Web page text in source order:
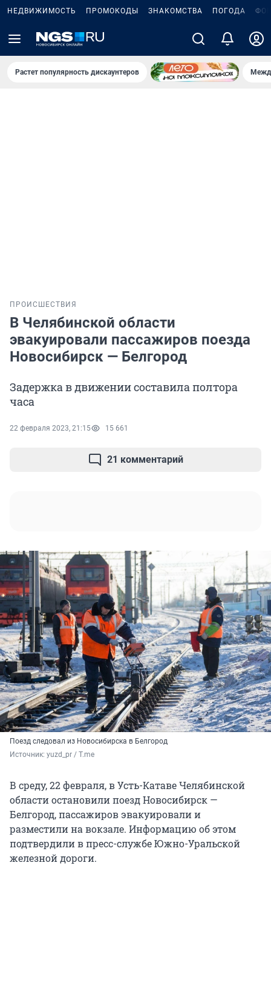
НЕДВИЖИМОСТЬ ПРОМОКОДЫ ЗНАКОМСТВА ПОГОДА
Растет популярность дискаунтеров
ПРОИСШЕСТВИЯ
В Челябинской области
эвакуировали пассажиров поезда
Новосибирск — Белгород
Задержка в движении составила полтора
часа
22 февраля 2023, 21:15 15 661
21 комментарий
Поезд следовал из Новосибирска в Белгород
Источник: yuzd_pr / Т.me
В среду, 22 февраля, в Усть-Катаве Челябинской
области остановили поезд Новосибирск —
Белгород, пассажиров эвакуировали и
разместили на вокзале. Информацию об этом
подтвердили в пресс-службе Южно-Уральской
железной дороги.